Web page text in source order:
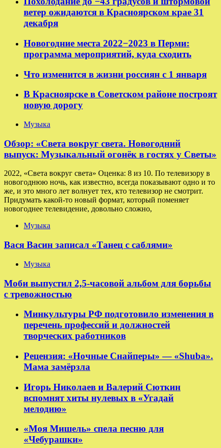
ветер ожидаются в Красноярском крае 31
декабря
Новогодние места 2022−2023 в Перми:
программа мероприятий, куда сходить
Что изменится в жизни россиян с 1 января
В Красноярске в Советском районе построят
новую дорогу
Музыка
Обзор: «Света вокруг света. Новогодний
выпуск: Музыкальный огонёк в гостях у Светы»
2022, «Света вокруг света» Оценка: 8 из 10. По телевизору в
новогоднюю ночь, как известно, всегда показывают одно и то
же, и это много лет волнует тех, кто телевизор не смотрит.
Придумать какой-то новый формат, который поменяет
новогоднее телевидение, довольно сложно,
Музыка
Вася Васин записал «Танец с саблями»
Музыка
Моби выпустил 2,5-часовой альбом для борьбы
с тревожностью
Минкультуры РФ подготовило изменения в
перечень профессий и должностей
творческих работников
Рецензия: «Ночные Снайперы» — «Shuba».
Мама замёрзла
Игорь Николаев и Валерий Сюткин
вспомнят хиты нулевых в «Угадай
мелодию»
«Моя Мишель» спела песню для
«Чебурашки»